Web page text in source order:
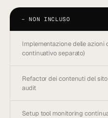
− NON INCLUSO
Implementazione delle azioni
continuativo separato)
Refactor dei contenuti del
audit
Setup tool monitoring